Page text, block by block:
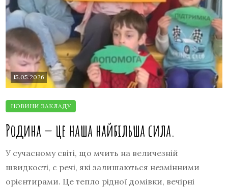
15.05.2026
Родина — це наша найбільша сила.
У сучасному світі, що мчить на величезній
швидкості, є речі, які залишаються незмінними
орієнтирами. Це тепло рідної домівки, вечірні